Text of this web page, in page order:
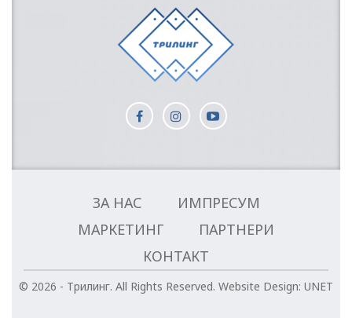
ЗА НАС
ИМПРЕСУМ
МАРКЕТИНГ
ПАРТНЕРИ
КОНТАКТ
© 2026 - Трилинг. All Rights Reserved. Website Design: UNET